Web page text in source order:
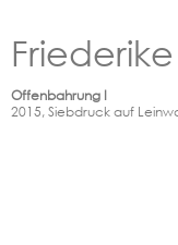
Offenbahrung I
2015, Siebdruck auf